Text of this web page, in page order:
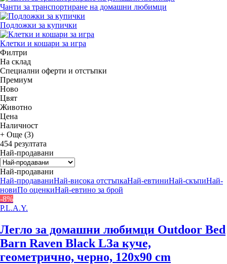
Чанти за транспортиране на домашни любимци
Подложки за купички
Клетки и кошари за игра
Филтри
На склад
Специални оферти и отстъпки
Премиум
Новo
Цвят
Животно
Цена
Наличност
+ Още (3)
454 резултата
Най-продавани
Най-продавани
Най-продаваниНай-висока отстъпкаНай-евтиниНай-скъпиНай-
новиПо оценкиНай-евтино за брой
-8%
P.L.A.Y.
Легло за домашни любимци Outdoor Bed
Barn Raven Black LЗа куче,
геометрично, черно, 120x90 cm